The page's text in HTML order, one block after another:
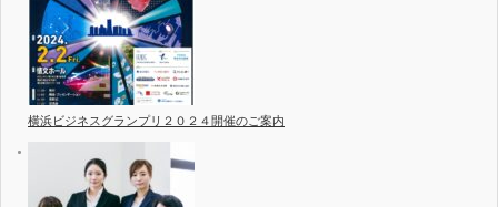
横浜ビジネスグランプリ２０２４開催のご案内